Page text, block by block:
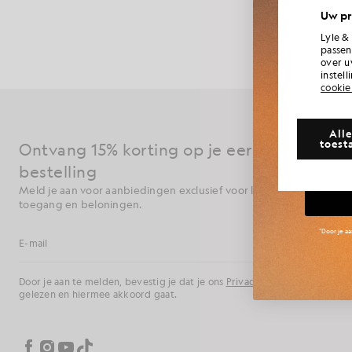
Onze
met
Ontvang 15% korting op je eerste
bestelling
Meld je aan voor aanbiedingen exclusief voor leden, vroege
toegang en beloningen.
E-mailadres
Door je aan te melden, bevestig je dat je ons Privacybeleid
gelezen en hiermee akkoord gaat.
Facebook
Instagram
YouTube
TikTok
Uw
Lyle
over
Word
*Door je